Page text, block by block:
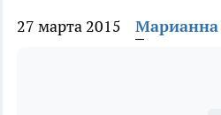
27 марта 2015 Марианна